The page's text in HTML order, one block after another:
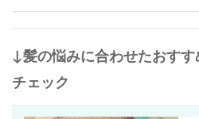
↓髪の悩みに合わせたおすす
チェック